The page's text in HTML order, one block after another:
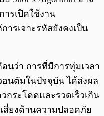
ารเปิดใช้งาน
ารเจาะรหัสยังคงเป็น
นว่า การที่มีการทุ่มเวลา
นตัมในปัจจุบัน ได้ส่งผล
กระโดดและรวดเร็วเกิน
สี่ยงด้านความปลอดภัย